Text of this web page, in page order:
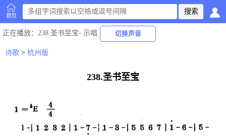
首页
正在播放：238.圣书至宝- 示唱 切换声音
诗歌 > 杭州版
238.圣书至宝